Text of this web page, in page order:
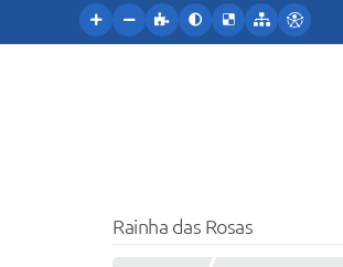
Rainha das Rosas